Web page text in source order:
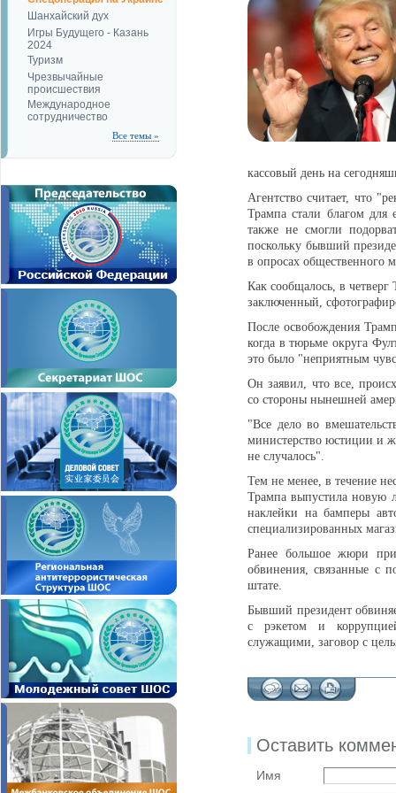
Шанхайский дух
Игры Будущего - Казань
2024
Туризм
Чрезвычайные
происшествия
Международное
сотрудничество
Все темы »
кассовый день на
Агентство считает, что
Трампа стали благом для
также не смогли
поскольку бывший
в опросах общественного
Как сообщалось, в четверг
заключенный,
После освобождения
когда в тюрьме округа
это было "неприятным
Он заявил, что все,
со стороны нынешней
"Все дело во
министерство юстиции и
не случалось".
Тем не менее, в течение
Трампа выпустила новую
наклейки на бамперы
специализированных
Ранее большое жюри
обвинения, связанные с
штате.
Бывший президент
с рэкетом и
служащими, заговор с
Оставить
Имя